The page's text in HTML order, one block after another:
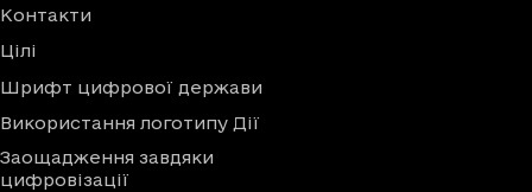
Контакти
Цілі
Шрифт цифрової держави
Використання логотипу Дії
Заощадження завдяки
цифровізації